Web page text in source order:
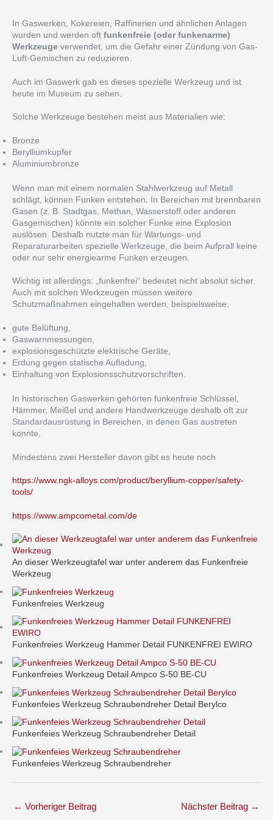
In Gaswerken, Kokereien, Raffinerien und ähnlichen Anlagen
wurden und werden oft funkenfreie (oder funkenarme)
Werkzeuge verwendet, um die Gefahr einer Zündung von Gas-
Luft-Gemischen zu reduzieren.
Auch im Gaswerk gab es dieses spezielle Werkzeug und ist
heute im Museum zu sehen.
Solche Werkzeuge bestehen meist aus Materialien wie:
Bronze
Berylliumkupfer
Aluminiumbronze
Wenn man mit einem normalen Stahlwerkzeug auf Metall
schlägt, können Funken entstehen. In Bereichen mit brennbaren
Gasen (z. B. Stadtgas, Methan, Wasserstoff oder anderen
Gasgemischen) könnte ein solcher Funke eine Explosion
auslösen. Deshalb nutzte man für Wartungs- und
Reparaturarbeiten spezielle Werkzeuge, die beim Aufprall keine
oder nur sehr energiearme Funken erzeugen.
Wichtig ist allerdings: „funkenfrei“ bedeutet nicht absolut sicher.
Auch mit solchen Werkzeugen müssen weitere
Schutzmaßnahmen eingehalten werden, beispielsweise:
gute Belüftung,
Gaswarnmessungen,
explosionsgeschützte elektrische Geräte,
Erdung gegen statische Aufladung,
Einhaltung von Explosionsschutzvorschriften.
In historischen Gaswerken gehörten funkenfreie Schlüssel,
Hämmer, Meißel und andere Handwerkzeuge deshalb oft zur
Standardausrüstung in Bereichen, in denen Gas austreten
konnte.
Mindestens zwei Hersteller davon gibt es heute noch
https://www.ngk-alloys.com/product/beryllium-copper/safety-
tools/
https://www.ampcometal.com/de
An dieser Werkzeugtafel war unter anderem das Funkenfreie
Werkzeug
Funkenfreies Werkzeug
Funkenfreies Werkzeug Hammer Detail FUNKENFREI EWIRO
Funkenfreies Werkzeug Detail Ampco S-50 BE-CU
Funkenfeies Werkzeug Schraubendreher Detail Berylco
Funkenfeies Werkzeug Schraubendreher Detail
Funkenfeies Werkzeug Schraubendreher
← Vorheriger Beitrag Nächster Beitrag →